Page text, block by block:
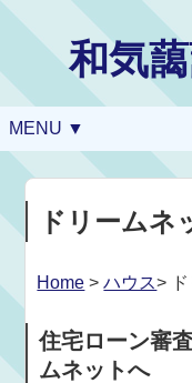
和気
MENU ▼
ドリームネ
Home >ハウス>
住宅ローン審
ムネットへ